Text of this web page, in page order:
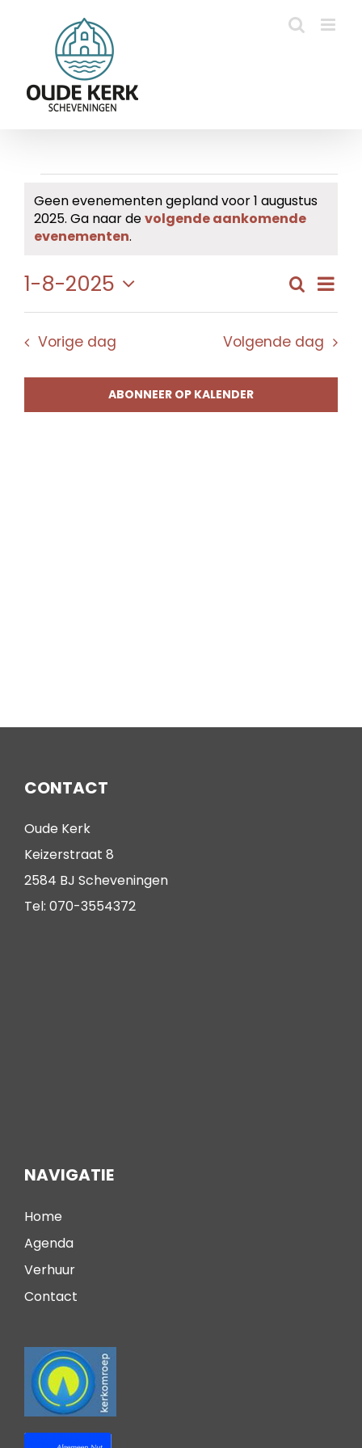
Evenementen
in
1
augustus
2025
Bericht
Geen evenementen gepland voor 1 augustus
2025. Ga naar devolgende aankomende
evenementen.
en
Zoeken
Dag
1-8-2025
Selecteer
datum.
Vorige dag Volgende dag
ABONNEER OP KALENDER
CONTACT
Oude Kerk
Keizerstraat 8
2584 BJ Scheveningen
Tel: 070-3554372
NAVIGATIE
Home
Agenda
Verhuur
Contact